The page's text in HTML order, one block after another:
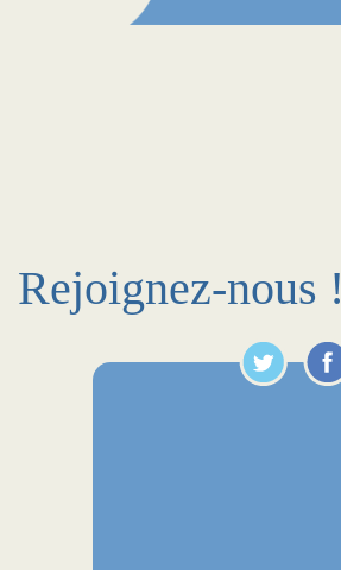
Rejoignez-nous !